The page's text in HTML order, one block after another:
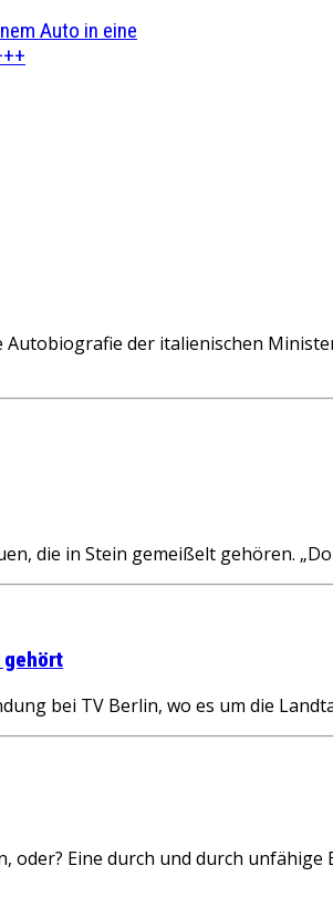
Auto in eine
Autobiografie der italienischen
die in Stein gemeißelt gehören.
gehört
bei TV Berlin, wo es um die
Eine durch und durch